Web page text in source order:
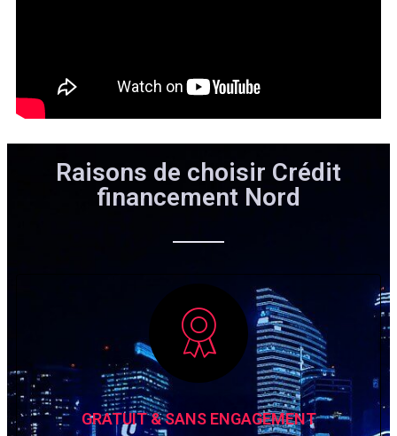
Raisons de choisir Crédit
financement Nord
GRATUIT & SANS ENGAGEMENT